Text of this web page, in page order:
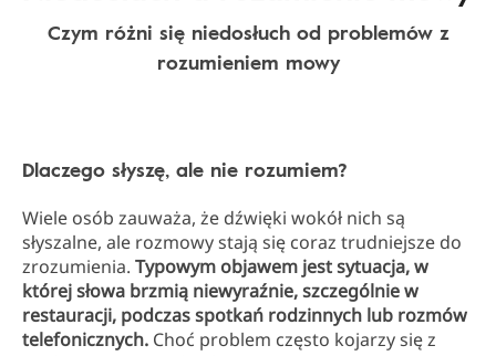
Czym różni się niedosłuch od problemów z
rozumieniem mowy
Dlaczego słyszę, ale nie rozumiem?
Wiele osób zauważa, że dźwięki wokół nich są
słyszalne, ale rozmowy stają się coraz trudniejsze do
zrozumienia. Typowym objawem jest sytuacja, w
której słowa brzmią niewyraźnie, szczególnie w
restauracji, podczas spotkań rodzinnych lub rozmów
telefonicznych. Choć problem często kojarzy się z